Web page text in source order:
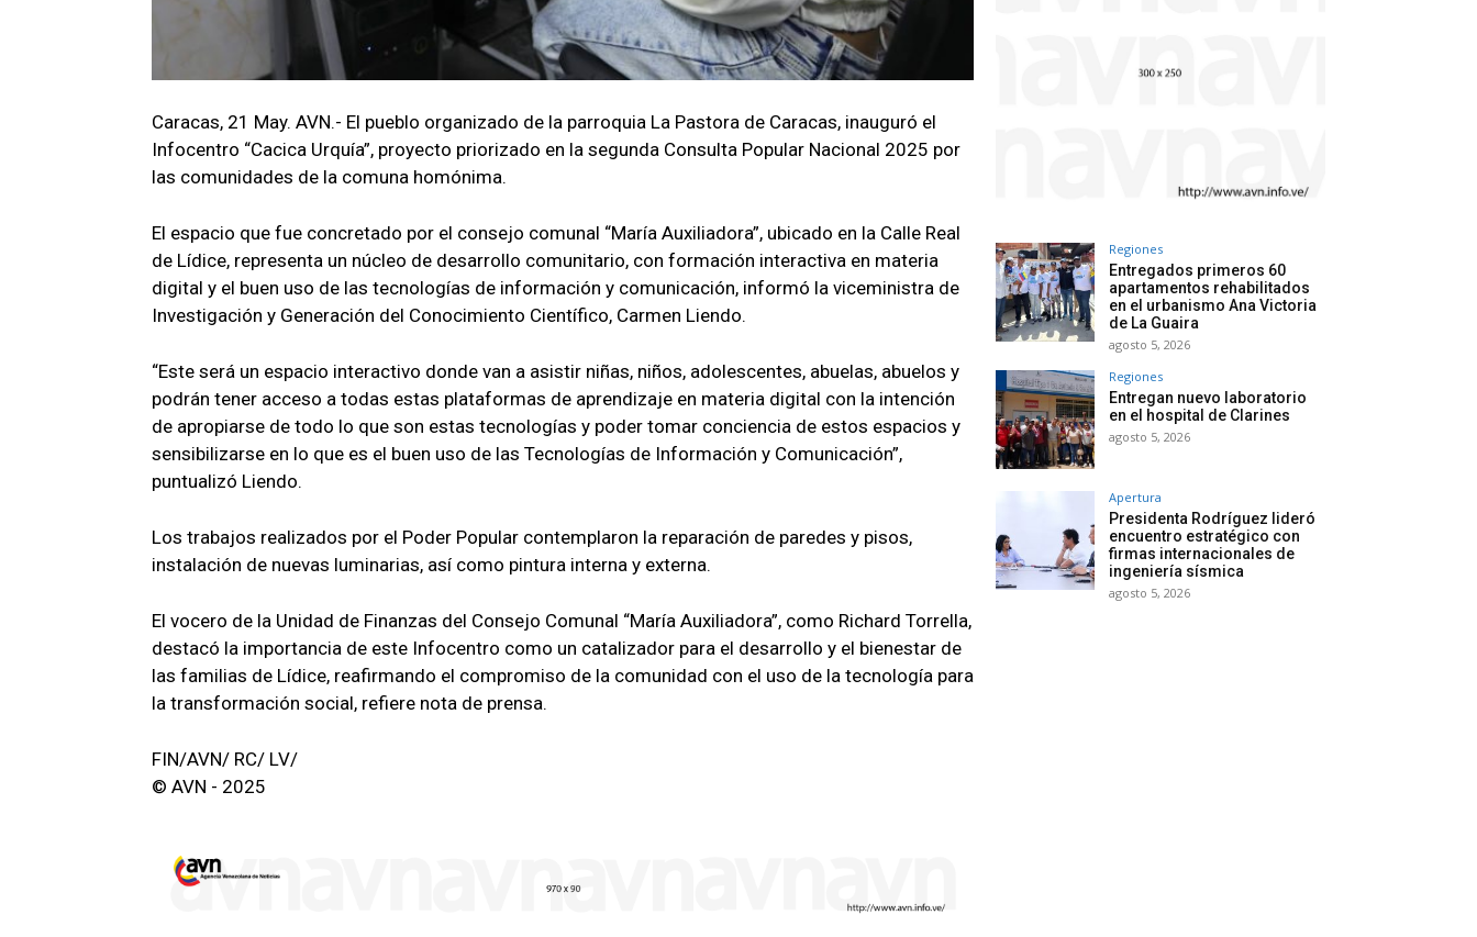
Caracas, 21 May. AVN.- El pueblo organizado de la parroquia La Pastora de Caracas, inauguró el
Infocentro “Cacica Urquía”, proyecto priorizado en la segunda Consulta Popular Nacional 2025 por
las comunidades de la comuna homónima.
El espacio que fue concretado por el consejo comunal “María Auxiliadora”, ubicado en la Calle Real
de Lídice, representa un núcleo de desarrollo comunitario, con formación interactiva en materia
digital y el buen uso de las tecnologías de información y comunicación, informó la viceministra de
Investigación y Generación del Conocimiento Científico, Carmen Liendo.
“Este será un espacio interactivo donde van a asistir niñas, niños, adolescentes, abuelas, abuelos y
podrán tener acceso a todas estas plataformas de aprendizaje en materia digital con la intención
de apropiarse de todo lo que son estas tecnologías y poder tomar conciencia de estos espacios y
sensibilizarse en lo que es el buen uso de las Tecnologías de Información y Comunicación”,
puntualizó Liendo.
Los trabajos realizados por el Poder Popular contemplaron la reparación de paredes y pisos,
instalación de nuevas luminarias, así como pintura interna y externa.
El vocero de la Unidad de Finanzas del Consejo Comunal “María Auxiliadora”, como Richard Torrella,
destacó la importancia de este Infocentro como un catalizador para el desarrollo y el bienestar de
las familias de Lídice, reafirmando el compromiso de la comunidad con el uso de la tecnología para
la transformación social, refiere nota de prensa.
FIN/AVN/ RC/ LV/
© AVN - 2025
Regiones
Entregados primeros 60
apartamentos rehabilitados
en el urbanismo Ana Victoria
de La Guaira
agosto 5, 2026
Regiones
Entregan nuevo laboratorio
en el hospital de Clarines
agosto 5, 2026
Apertura
Presidenta Rodríguez lideró
encuentro estratégico con
firmas internacionales de
ingeniería sísmica
agosto 5, 2026